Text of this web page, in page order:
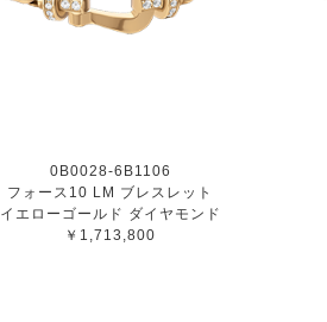
0B0028-6B1106
フォース10 LM ブレスレット
イエローゴールド ダイヤモンド
￥1,713,800